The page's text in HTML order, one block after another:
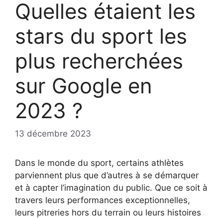
Quelles étaient les
stars du sport les
plus recherchées
sur Google en
2023 ?
13 décembre 2023
Dans le monde du sport, certains athlètes
parviennent plus que d’autres à se démarquer
et à capter l’imagination du public. Que ce soit à
travers leurs performances exceptionnelles,
leurs pitreries hors du terrain ou leurs histoires